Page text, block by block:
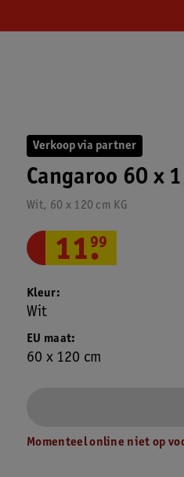
Verkoop via partner
Cangaroo 60 x
Wit, 60 x 120 cm KG
11.
99
EU maat
60 x 120 cm
Kleur
Wit
Momenteel online niet op